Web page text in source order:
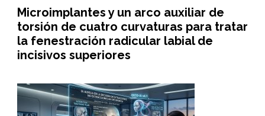
Microimplantes y un arco auxiliar de
torsión de cuatro curvaturas para tratar
la fenestración radicular labial de
incisivos superiores